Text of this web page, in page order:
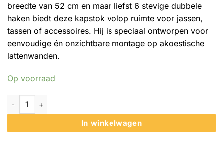
breedte van 52 cm en maar liefst 6 stevige dubbele
haken biedt deze kapstok volop ruimte voor jassen,
tassen of accessoires. Hij is speciaal ontworpen voor
eenvoudige én onzichtbare montage op akoestische
lattenwanden.
Op voorraad
Akudeco - Metalen kapstok voor akoestische wandpanelen -
In winkelwagen